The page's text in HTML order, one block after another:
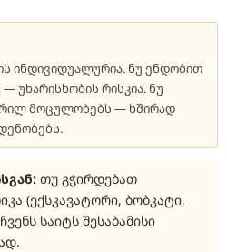
ინდივიდუალურია. ნუ ენდობით
უხარისხობის რისკია. ნუ
მოცულობებს — ხშირად
თუ გჭირდებათ
(ექსკავატორი, ბობკატი,
საიტს შესაბამისი